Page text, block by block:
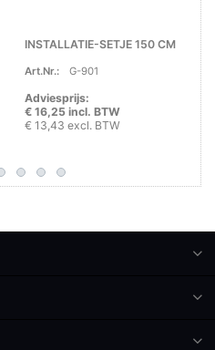
INSTALLATIE-SETJE 150 CM
Art.Nr.: G-901
Adviesprijs:
€ 16,25 incl. BTW
€ 13,43 excl. BTW